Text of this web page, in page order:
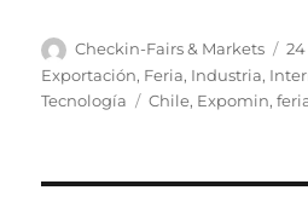
Author
Checkin-Fairs & Markets
on
Exportación, Feria, Industria,
Tecnología
Tags
Chile, Expomin,